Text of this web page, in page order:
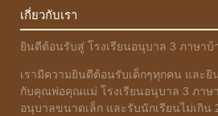
เกี่ยวกับเรา
ยินดีต้อนรับสู่ โรงเรียนอนุบาล 3 ภาษาบ้
เรามีความยินดีต้อนรับเด็กๆทุกคน และยิ
กับคุณพ่อคุณแม่ โรงเรียนอนุบาล 3 ภาษ
อนุบาลขนาดเล็ก และรับนักเรียนไม่เกิ